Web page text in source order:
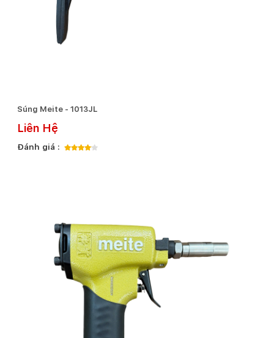
Súng Meite - 1013JL
Liên Hệ
Đánh giá :